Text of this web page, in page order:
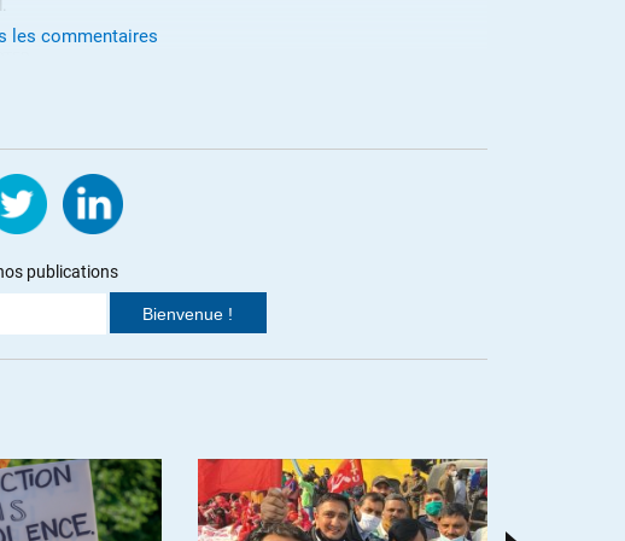
salarié ? Un vendeur de drogue est-il un salarié ?
il proposer aux chômeurs et chômeuses de se prostituer ? Ce
de l’argument, selon lequel la prostitution serait un
même librement. On ne peut pas proposer de se laisser couper
rémunération non plus. N’est-ce pas une bonne chose ?
//23.01.2021 à 11h06
ou incluant les masses d’argents douteuses dans le PiB, la
ou le sexe en est induit en un commerce comme un autre
les commentaires
publications